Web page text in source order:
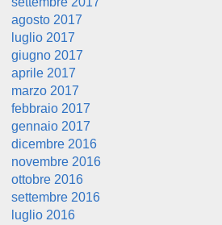
agosto 2017
luglio 2017
giugno 2017
aprile 2017
marzo 2017
febbraio 2017
gennaio 2017
dicembre 2016
novembre 2016
ottobre 2016
settembre 2016
luglio 2016